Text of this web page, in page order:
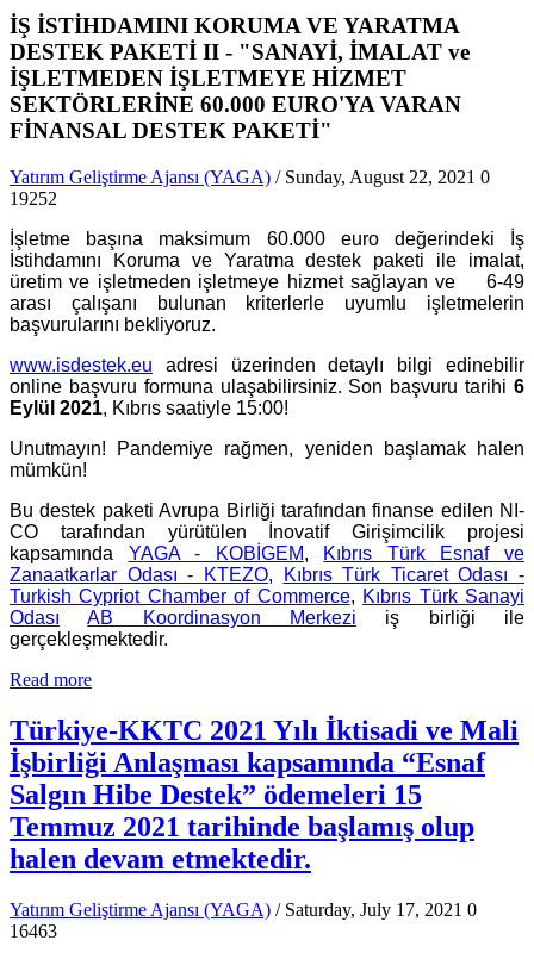
İŞ İSTİHDAMINI KORUMA VE YARATMA
DESTEK PAKETİ II - "SANAYİ, İMALAT ve
İŞLETMEDEN İŞLETMEYE HİZMET
SEKTÖRLERİNE 60.000 EURO'YA VARAN
FİNANSAL DESTEK PAKETİ"
Yatırım Geliştirme Ajansı (YAGA) / Sunday, August 22, 2021 0
19252
İşletme başına maksimum 60.000 euro değerindeki İş
İstihdamını Koruma ve Yaratma destek paketi ile imalat,
üretim ve işletmeden işletmeye hizmet sağlayan ve 6-49
arası çalışanı bulunan kriterlerle uyumlu işletmelerin
başvurularını bekliyoruz.
www.isdestek.eu adresi üzerinden detaylı bilgi edinebilir
online başvuru formuna ulaşabilirsiniz. Son başvuru tarihi 6
Eylül 2021, Kıbrıs saatiyle 15:00!
Unutmayın! Pandemiye rağmen, yeniden başlamak halen
mümkün!
Bu destek paketi Avrupa Birliği tarafından finanse edilen NI-
CO tarafından yürütülen İnovatif Girişimcilik projesi
kapsamında YAGA - KOBİGEM, Kıbrıs Türk Esnaf ve
Zanaatkarlar Odası - KTEZO,
Kıbrıs Türk Ticaret Odası -
Turkish Cypriot Chamber of Commerce, Kıbrıs Türk Sanayi
Odası
AB Koordinasyon Merkezi iş birliği ile
gerçekleşmektedir.
Read more
Türkiye-KKTC 2021 Yılı İktisadi ve Mali
İşbirliği Anlaşması kapsamında “Esnaf
Salgın Hibe Destek” ödemeleri 15
Temmuz 2021 tarihinde başlamış olup
halen devam etmektedir.
Yatırım Geliştirme Ajansı (YAGA) / Saturday, July 17, 2021 0
16463